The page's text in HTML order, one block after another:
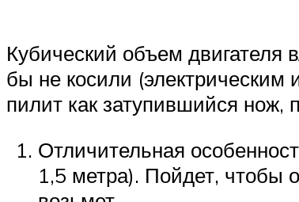
Кубический объем двигателя
бы не косили (электрическим
пилит как затупившийся нож,
Отличительная
1,5 метра). Пойдет, чтобы